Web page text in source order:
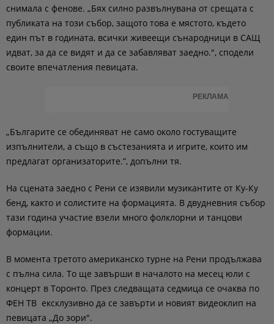
снимала с фенове. „Бях силно развълнувана от срещата с
публиката на този събор, защото това е мястото, където
един път в годината, всички живеещи сънародници в САЩ
идват, за да се видят и да се забавляват заедно.", сподели
своите впечатления певицата.
РЕКЛАМА
„Българите се обединяват не само около гостуващите
изпълнители, а също в състезанията и игрите, които им
предлагат организаторите.”, допълни тя.
На сцената заедно с Рени се изявили музикантите от Ку-Ку
бенд, както и солистите на формацията. В двудневния събор
тази година участие взели много фолклорни и танцови
формации.
В момента третото американско турне на Рени продължава
с пълна сила. То ще завърши в началото на месец юли с
концерт в Торонто. През следващата седмица се очаква по
ФЕН ТВ ексклузивно да се завърти и новият видеоклип на
певицата „До зори".